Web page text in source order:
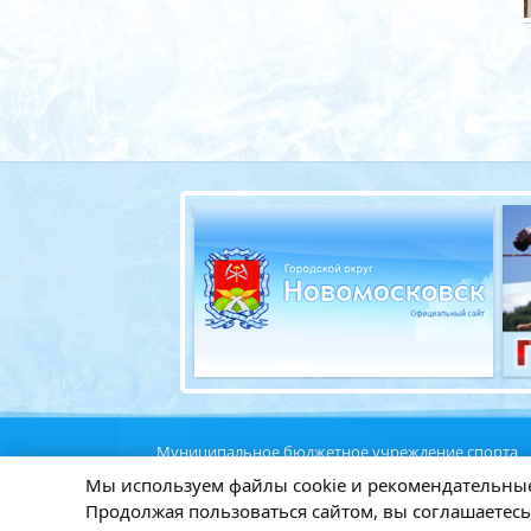
Муниципальное бюджетное учреждение спорта
«Ледовый дворец»
Политика конфидециальности
Мы используем файлы cookie и
Продолжая пользоваться сайтом, вы
Мы используем файлы cookie и
Продолжая пользоваться сайтом, вы